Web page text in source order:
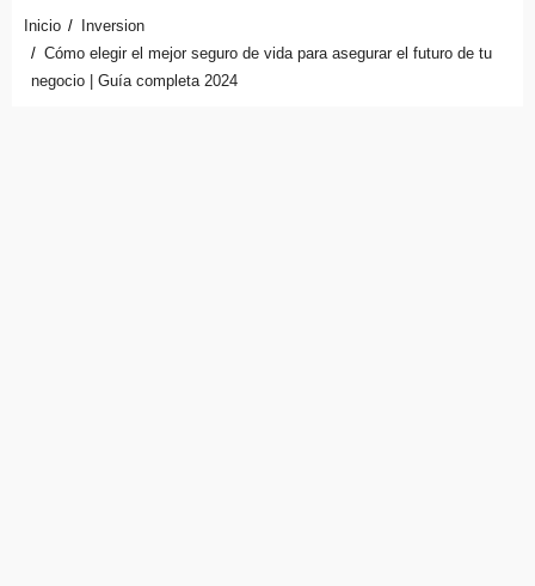
Inicio
Inversion
Cómo elegir el mejor seguro de vida para asegurar el futuro de tu
negocio | Guía completa 2024